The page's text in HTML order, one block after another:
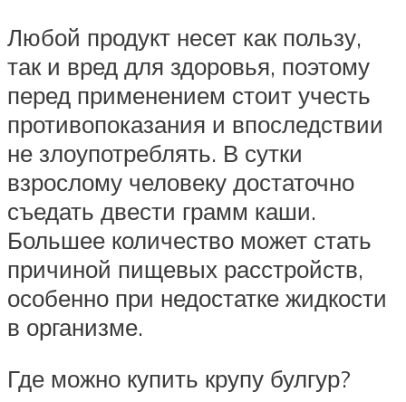
Любой продукт несет как пользу,
так и вред для здоровья, поэтому
перед применением стоит учесть
противопоказания и впоследствии
не злоупотреблять. В сутки
взрослому человеку достаточно
съедать двести грамм каши.
Большее количество может стать
причиной пищевых расстройств,
особенно при недостатке жидкости
в организме.
Где можно купить крупу булгур?